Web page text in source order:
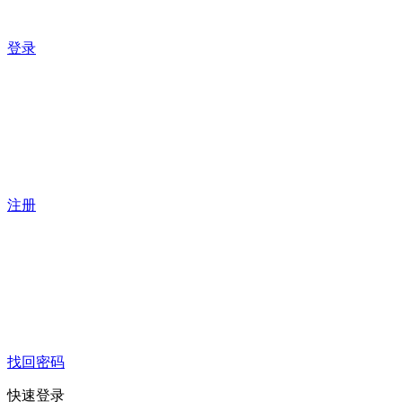
登录
注册
找回密码
快速登录